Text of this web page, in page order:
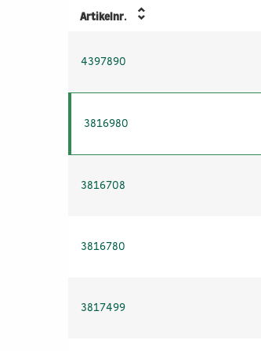
Artikelnr.
4397890
3816980
3816708
3816780
3817499